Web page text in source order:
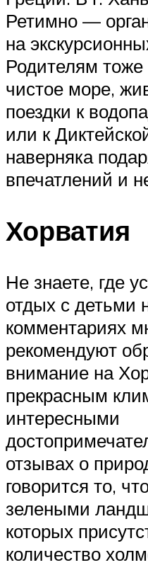
Ретимно —
на
Родителям тоже
чистое море,
поездки к
или к
наверняка
впечатлений и
Хорватия
Не знаете, где
отдых с детьми
комментариях
рекомендуют
внимание на
прекрасным
интересными
отзывах о
говорится то,
зелеными
которых
количество